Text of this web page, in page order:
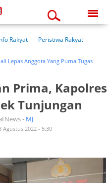
06:24:21 pm
Rakyat
Peristiwa Rakyat
Anggota Yang Purna Tugas
Prima, Kapolres
Tunjungan
- MJ
Agustus 2022 - 5:30